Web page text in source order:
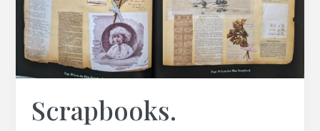
Scrapbooks.